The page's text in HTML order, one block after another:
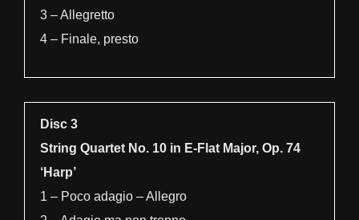
3 – Allegretto
4 – Finale, presto
Disc 3
String Quartet No. 10 in E-Flat Major, Op. 74
‘Harp’
1 – Poco adagio – Allegro